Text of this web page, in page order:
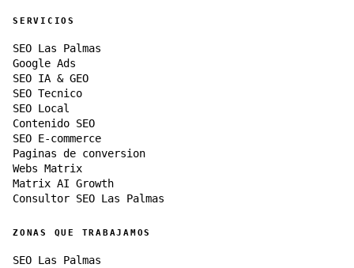
SERVICIOS
SEO Las Palmas
Google Ads
SEO IA & GEO
SEO Tecnico
SEO Local
Contenido SEO
SEO E-commerce
Paginas de conversion
Webs Matrix
Matrix AI Growth
Consultor SEO Las Palmas
ZONAS QUE TRABAJAMOS
SEO Las Palmas